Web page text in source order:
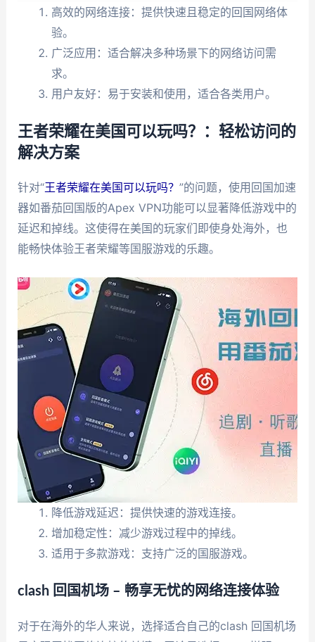
高效的网络连接：提供快速且稳定的回国网络体
验。
广泛应用：适合解决多种场景下的网络访问需
求。
用户友好：易于安装和使用，适合各类用户。
王者荣耀在美国可以玩吗？：轻松访问的
解决方案
针对“王者荣耀在美国可以玩吗？ ”的问题，使用回国加速
器如番茄回国版的Apex VPN功能可以显著降低游戏中的
延迟和掉线。这使得在美国的玩家们即使身处海外，也
能畅快体验王者荣耀等国服游戏的乐趣。
降低游戏延迟：提供快速的游戏连接。
增加稳定性：减少游戏过程中的掉线。
适用于多款游戏：支持广泛的国服游戏。
clash 回国机场 – 畅享无忧的网络连接体验
对于在海外的华人来说，选择适合自己的clash 回国机场